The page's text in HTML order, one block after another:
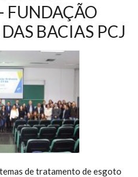
FUNDAÇÃO
BACIAS PCJ
de tratamento de esgoto